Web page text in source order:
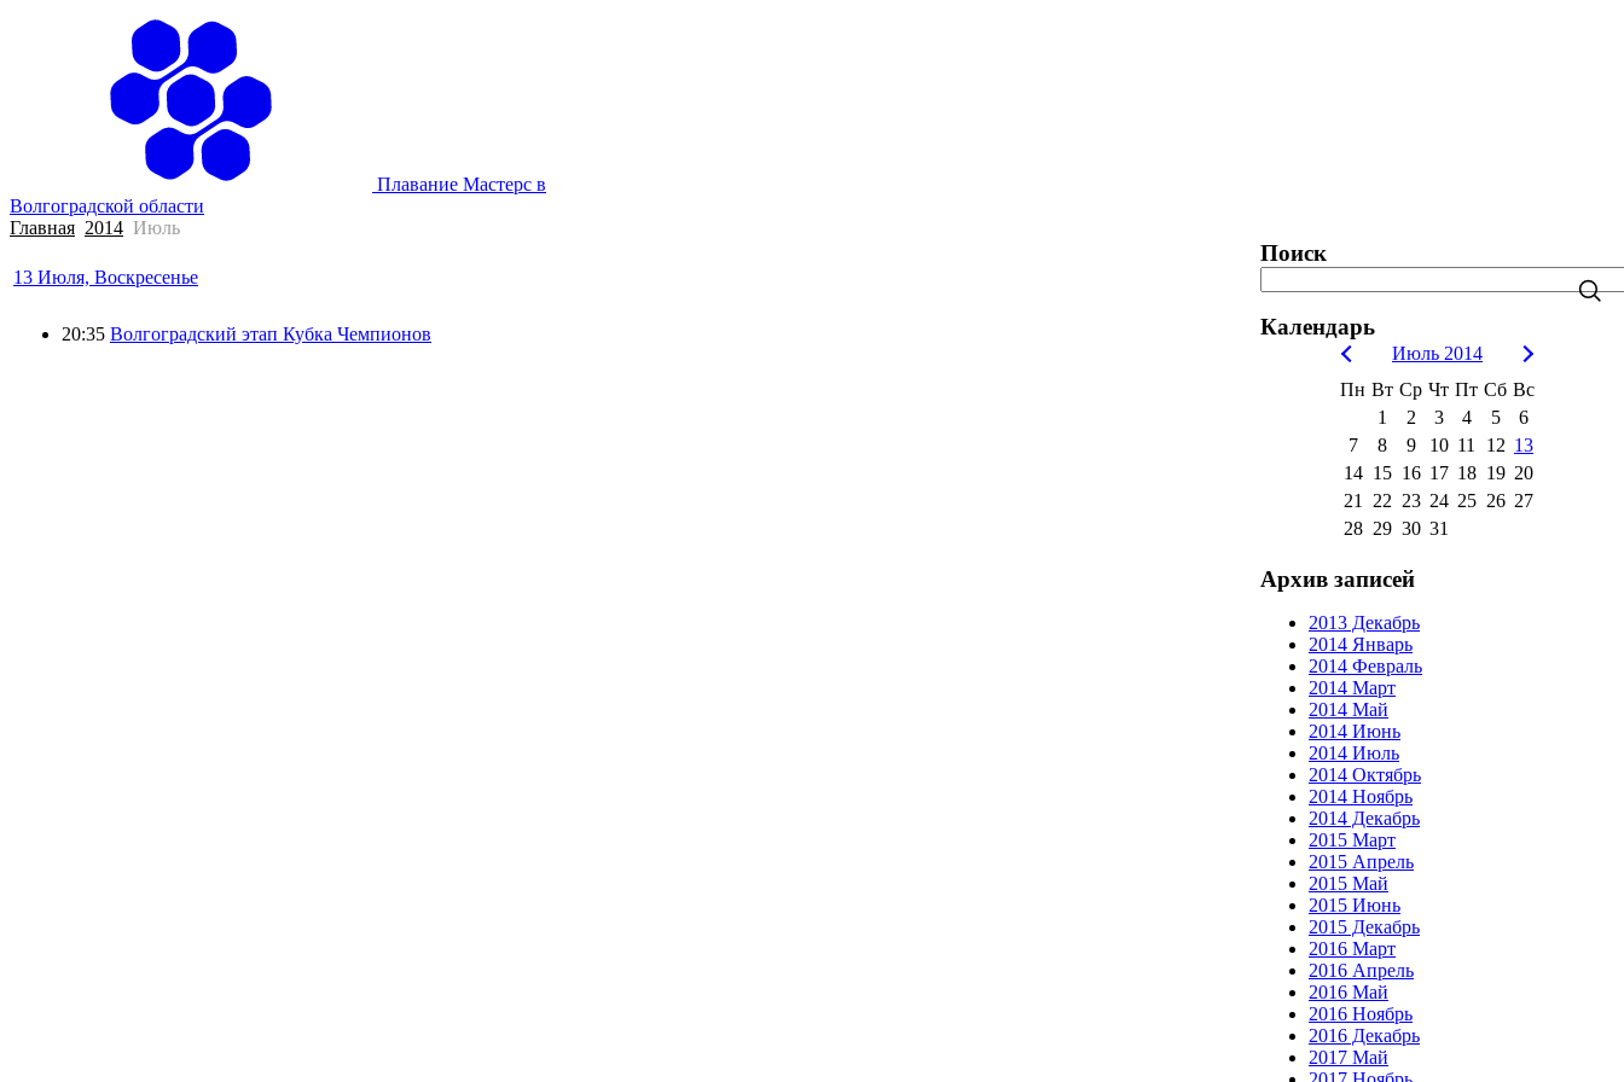
Плавание Мастерс в
Волгоградской области
Главная 2014 Июль
13 Июля, Воскресенье
20:35 Волгоградский этап Кубка Чемпионов
Поиск
Календарь
Июль 2014
Пн Вт Ср Чт Пт Сб Вс
1
2 3 4 5
6
7
8 9 10 11 12 13
14 15 16 17 18 19 20
21 22 23 24 25 26 27
28 29 30 31
Архив записей
2013 Декабрь
2014 Январь
2014 Февраль
2014 Март
2014 Май
2014 Июнь
2014 Июль
2014 Октябрь
2014 Ноябрь
2014 Декабрь
2015 Март
2015 Апрель
2015 Май
2015 Июнь
2015 Декабрь
2016 Март
2016 Апрель
2016 Май
2016 Ноябрь
2016 Декабрь
2017 Май